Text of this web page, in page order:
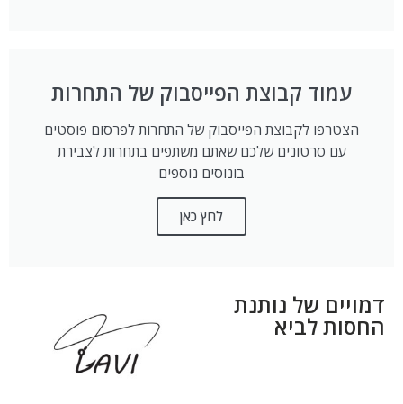
עמוד קבוצת הפייסבוק של התחרות
הצטרפו לקבוצת הפייסבוק של התחרות לפרסום פוסטים
עם סרטונים שלכם שאתם משתפים בתחרות לצבירת
בונוסים נוספים
לחץ כאן
דמויים של נותנת
החסות לביא